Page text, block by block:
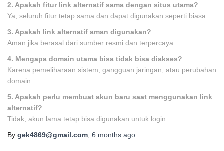
2. Apakah fitur link alternatif sama dengan situs utama?
Ya, seluruh fitur tetap sama dan dapat digunakan seperti biasa.
3. Apakah link alternatif aman digunakan?
Aman jika berasal dari sumber resmi dan terpercaya.
4. Mengapa domain utama bisa tidak bisa diakses?
Karena pemeliharaan sistem, gangguan jaringan, atau perubahan
domain.
5. Apakah perlu membuat akun baru saat menggunakan link
alternatif?
Tidak, akun lama tetap bisa digunakan untuk login.
By gek4869@gmail.com 6 months ago